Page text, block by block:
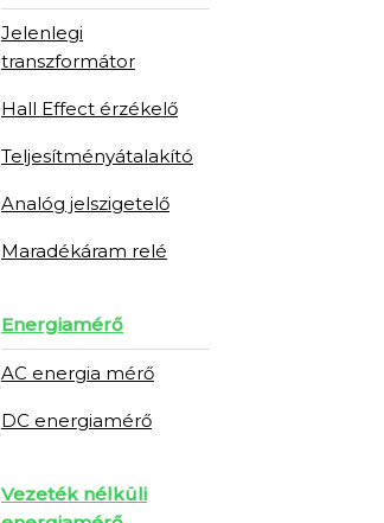
Jelenlegi
transzformátor
Hall Effect érzékelő
Teljesítményátalakító
Analóg jelszigetelő
Maradékáram relé
Energiamérő
AC energia mérő
DC energiamérő
Vezeték nélküli